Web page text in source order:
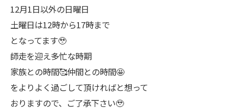
12月1日以外の日曜日
土曜日は12時から17時まで
となってます🥹
師走を迎え多忙な時期
家族との時間🥰仲間との時間🤩
をよりよく過ごして頂ければと想って
おりますので、ご了承下さい🥹